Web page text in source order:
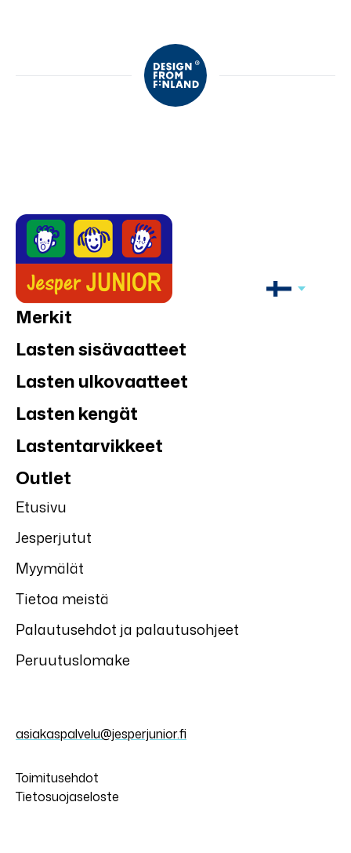
Merkit
Lasten sisävaatteet
Lasten ulkovaatteet
Lasten kengät
Lastentarvikkeet
Outlet
Etusivu
Jesperjutut
Myymälät
Tietoa meistä
Palautusehdot ja palautusohjeet
Peruutuslomake
asiakaspalvelu@jesperjunior.fi
Toimitusehdot
Tietosuojaseloste